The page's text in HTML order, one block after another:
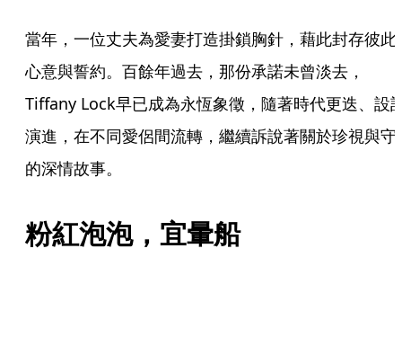
當年，一位丈夫為愛妻打造掛鎖胸針，藉此封存彼此
心意與誓約。百餘年過去，那份承諾未曾淡去，
Tiffany Lock早已成為永恆象徵，隨著時代更迭、設
演進，在不同愛侶間流轉，繼續訴說著關於珍視與守
的深情故事。
粉紅泡泡，宜暈船